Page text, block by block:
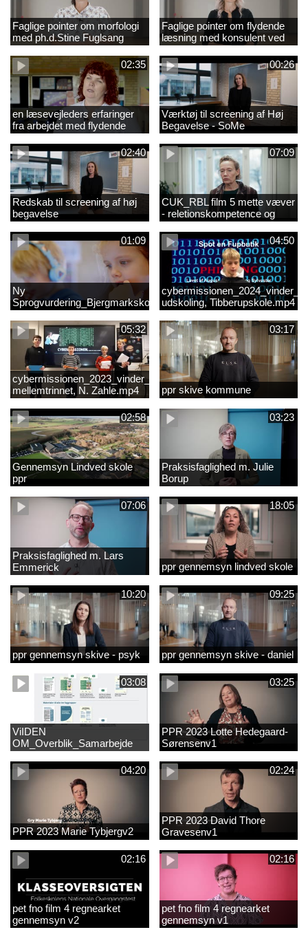
Faglige pointer om morfologi
med ph.d.Stine Fuglsang
Engmose
Faglige pointer om flydende
læsning med konsulent ved
CFU Louise Duus
02:35
en læsevejleders erfaringer
fra arbejdet med flydende
læsning
00:26
Værktøj til screening af Høj
Begavelse - SoMe
02:40
Redskab til screening af høj
begavelse
07:09
CUK_RBL film 5 mette væver
- reletionskompetence og
børn i udsatte positioner.
01:09
Ny
Sprogvurdering_Bjergmarkskolne_CUK
04:50
udskoling, Tibberupskole.mp4
05:32
cybermissionen_2023_vinder_Vinder
mellemtrinnet, N. Zahle.mp4
03:17
ppr skive kommune
02:58
Gennemsyn Lindved skole
ppr
03:23
Praksisfaglighed m. Julie
Borup
07:06
Praksisfaglighed m. Lars
Emmerick
18:05
ppr gennemsyn lindved skole
10:20
ppr gennemsyn skive - psyk
09:25
ppr gennemsyn skive - daniel
03:08
ViIDEN
OM_Overblik_Samarbejde
med forældre om sproglig
udvikling og forebyggelse af
læsevanskelighede
03:25
PPR 2023 Lotte Hedegaard-
Sørensenv1
04:20
PPR 2023 Marie Tybjergv2
02:24
PPR 2023 David Thore
Gravesenv1
02:16
pet fno film 4 regnearket
gennemsyn v2
02:16
pet fno film 4 regnearket
gennemsyn v1